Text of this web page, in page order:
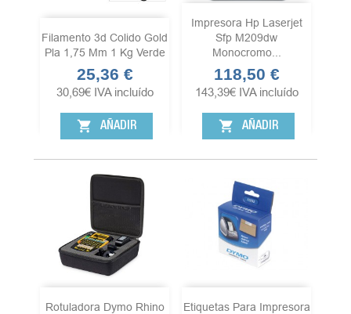
Filamento 3d Colido Gold
Pla 1,75 Mm 1 Kg Verde
Precio
25,36 €
30,69€ IVA incluído
shopping_cart AÑADIR
Impresora Hp Laserjet
Sfp M209dw
Monocromo...
Precio
118,50 €
143,39€ IVA incluído
shopping_cart AÑADIR
Rotuladora Dymo Rhino
Etiquetas Para Impresora